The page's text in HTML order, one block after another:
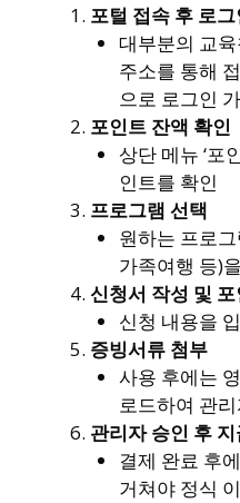
포털 접속 후 로그
대부분의 교
주소를 통해
으로 로그인
포인트 잔액 확인
상단 메뉴 ‘포
인트를 확인
프로그램 선택
원하는 프로
가족여행 등)
신청서 작성 및
신청 내용을
증빙서류 첨부
사용 후에는
로드하여 관
관리자 승인 후
결제 완료 후
거쳐야 정식